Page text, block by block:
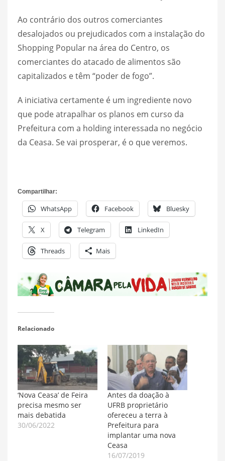
Ao contrário dos outros comerciantes
desalojados ou prejudicados com a instalação do
Shopping Popular na área do Centro, os
comerciantes do atacado de alimentos são
capitalizados e têm “poder de fogo”.
A iniciativa certamente é um ingrediente novo
que pode atrapalhar os planos em curso da
Prefeitura com a holding interessada no negócio
da Ceasa. Se vai prosperar, é o que veremos.
Compartilhar:
WhatsApp Facebook Bluesky
X Telegram LinkedIn
Threads Mais
Relacionado
‘Nova Ceasa’ de Feira
precisa mesmo ser
mais debatida
30/06/2022
Antes da doação à
UFRB proprietário
ofereceu a terra à
Prefeitura para
implantar uma nova
Ceasa
16/07/2019